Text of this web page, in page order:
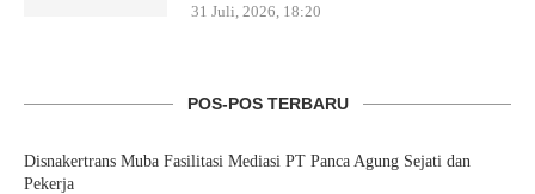
31 Juli, 2026, 18:20
POS-POS TERBARU
Disnakertrans Muba Fasilitasi Mediasi PT Panca Agung Sejati dan
Pekerja